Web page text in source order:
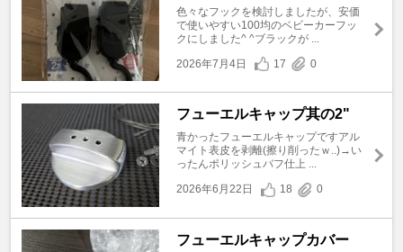
色々なフックを検討しましたが、安価
で使いやすい100均のベビーカーフッ
クにしました^ ^ブラックが ...
2026年7月4日
17 0
フューエルキャップ其の2"
青かったフューエルキャップですアル
マイト表皮を剥離(擦り削ったｗ..)→い
ったんポリッシュバフ仕上 ...
2026年6月22日
18 0
フューエルキャップカバー